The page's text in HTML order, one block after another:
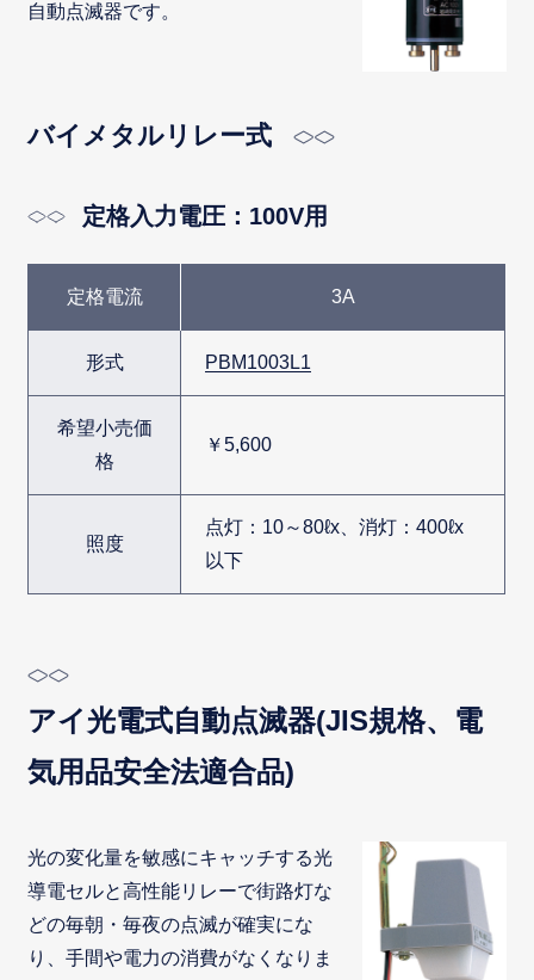
自動点滅器です。
バイメタルリレー式
定格入力電圧：100V用
定格電流 3A
形式 PBM1003L1
希望小売価
格
￥5,600
照度
点灯：10～80ℓx、消灯：400ℓx
以下
アイ光電式自動点滅器(JIS規格、電
気用品安全法適合品)
光の変化量を敏感にキャッチする光
導電セルと高性能リレーで街路灯な
どの毎朝・毎夜の点滅が確実にな
り、手間や電力の消費がなくなりま